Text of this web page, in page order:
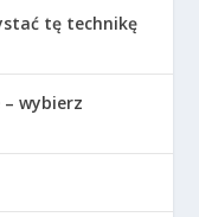
tę technikę
wybierz